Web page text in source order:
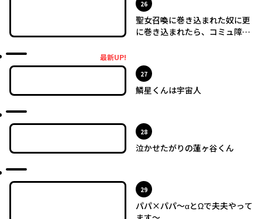
26位
聖女召喚に巻き込まれた奴に更
に巻き込まれたら、コミュ障の
最新UP!
27位
鱗星くんは宇宙人
28位
泣かせたがりの蓮ヶ谷くん
29位
パパ×パパ～αとΩで夫夫やって